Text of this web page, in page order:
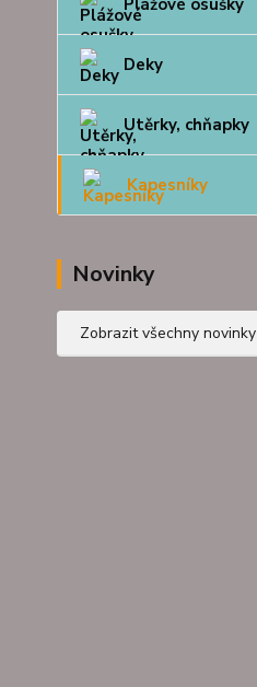
Plážové osušky
Deky
Utěrky, chňapky
Kapesníky
Novinky
Zobrazit všechny novinky